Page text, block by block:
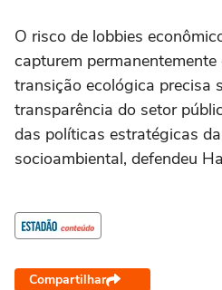
O risco de lobbies
capturem
transição ecológica precisa
transparência do setor
das políticas estratégicas
socioambiental, defendeu
Compartilhar